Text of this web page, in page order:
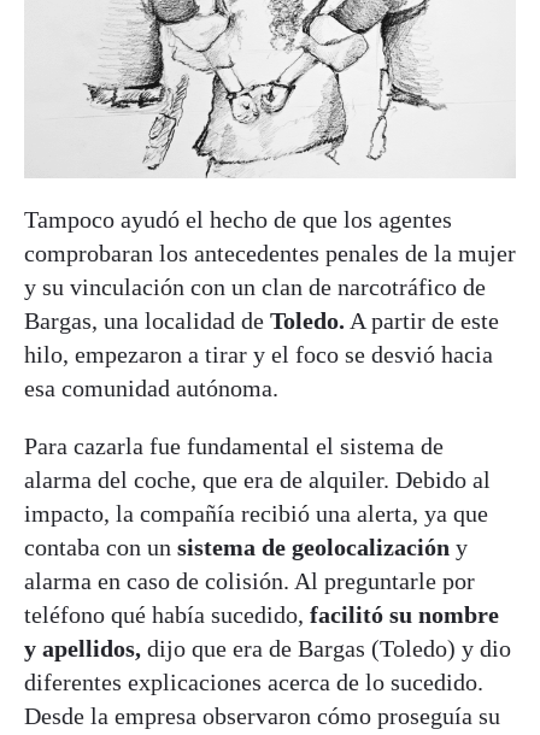
Tampoco ayudó el hecho de que los agentes
comprobaran los antecedentes penales de la mujer
y su vinculación con un clan de narcotráfico de
Bargas, una localidad de Toledo. A partir de este
hilo, empezaron a tirar y el foco se desvió hacia
esa comunidad autónoma.
Para cazarla fue fundamental el sistema de
alarma del coche, que era de alquiler. Debido al
impacto, la compañía recibió una alerta, ya que
contaba con un sistema de geolocalización y
alarma en caso de colisión. Al preguntarle por
teléfono qué había sucedido, facilitó su nombre
y apellidos, dijo que era de Bargas (Toledo) y dio
diferentes explicaciones acerca de lo sucedido.
Desde la empresa observaron cómo proseguía su